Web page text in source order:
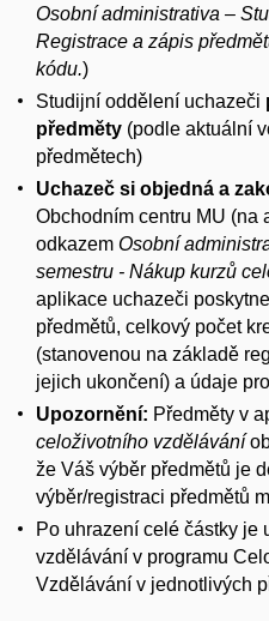
Osobní administrativa –
Registrace a zápis
kódu.)
Studijní oddělení uchazeči
předměty (podle aktuální
předmětech)
Uchazeč si objedná a
Obchodním centru MU (na
odkazem Osobní
semestru - Nákup kurzů
aplikace uchazeči
předmětů, celkový počet
(stanovenou na základě
jejich ukončení) a údaje
Upozornění: Předměty v
celoživotního vzdělávání
že Váš výběr předmětů je
výběr/registraci předmětů
Po uhrazení celé částky je
vzdělávání v programu
Vzdělávání v jednotlivých